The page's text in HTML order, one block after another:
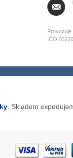
Provozuje
IČO
. Skladem